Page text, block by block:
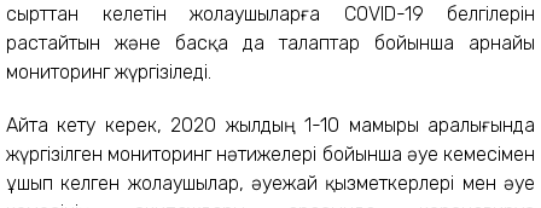
сырттан келетін жолаушыларға COVID-19 белгілерін
растайтын және басқа да талаптар бойынша арнайы
мониторинг жүргізіледі.
Айта кету керек, 2020 жылдың 1-10 мамыры аралығында
жүргізілген мониторинг нәтижелері бойынша әуе кемесімен
ұшып келген жолаушылар, әуежай қызметкерлері мен әуе